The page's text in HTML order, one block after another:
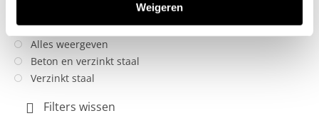
Weigeren
Alles weergeven
Beton en verzinkt staal
Verzinkt staal
Filters wissen